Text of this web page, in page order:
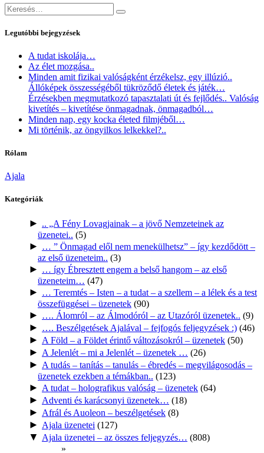
Keresés:
Keresés
Legutóbbi bejegyzések
A tudat iskolája…
Az élet mozgása..
Minden amit fizikai valóságként érzékelsz, egy illúzió..
Állóképek összességéből tükröződő életek és játék…
Érzésekben megmutatkozó tapasztalati út és fejlődés.. Valóság
kivetítés – kivetítése önmagadnak, önmagadból…
Minden nap, egy kocka életed filmjéből…
Mi történik, az öngyilkos lelkekkel?..
Rólam
Ajala
Kategóriák
► .. „A Fény Lovagjainak – a jövő Nemzeteinek az
üzenetei.. (5)
► … ” Önmagad elől nem menekülhetsz” – így kezdődött –
az első üzeneteim.. (3)
► … így Ébresztett engem a belső hangom – az első
üzeneteim… (47)
► … Teremtés – Isten – a tudat – a szellem – a lélek és a test
összefüggései – üzenetek (90)
► …. Álomról – az Álmodóról – az Utazóról üzenetek.. (9)
► …. Beszélgetések Ajalával – fejfogós feljegyzések :) (46)
► A Föld – a Földet érintő változásokról – üzenetek (50)
► A Jelenlét – mi a Jelenlét – üzenetek … (26)
► A tudás – tanítás – tanulás – ébredés – megvilágosodás –
üzenetek ezekben a témákban.. (123)
► A tudat – holografikus valóság – üzenetek (64)
► Adventi és karácsonyi üzenetek… (18)
► Afrál és Auoleon – beszélgetések (8)
► Ajala üzenetei (127)
▼ Ajala üzenetei – az összes feljegyzés… (808)